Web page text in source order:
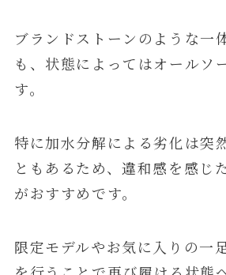
ブランドストーンのような一
も、状態によってはオールソ
す。
特に加水分解による劣化は突
ともあるため、違和感を感じ
がおすすめです。
限定モデルやお気に入りの一